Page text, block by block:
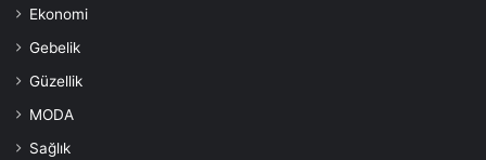
Ekonomi
Gebelik
Güzellik
MODA
Sağlık